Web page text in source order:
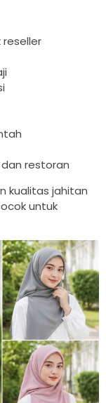
restoran
kualitas jahitan
untuk